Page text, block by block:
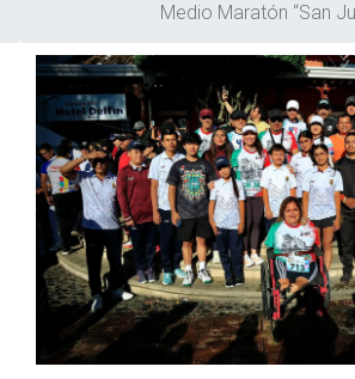
Medio Maratón “San